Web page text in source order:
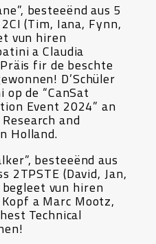
besteeënd aus 5
(Tim, Iana, Fynn,
vun hiren
a Claudia
fir de beschte
D’Schüler
op de “CanSat
Event 2024” an
and
Holland.
besteeënd aus
2TPSTE (David, Jan,
begleet vun hiren
a Marc Mootz,
Technical